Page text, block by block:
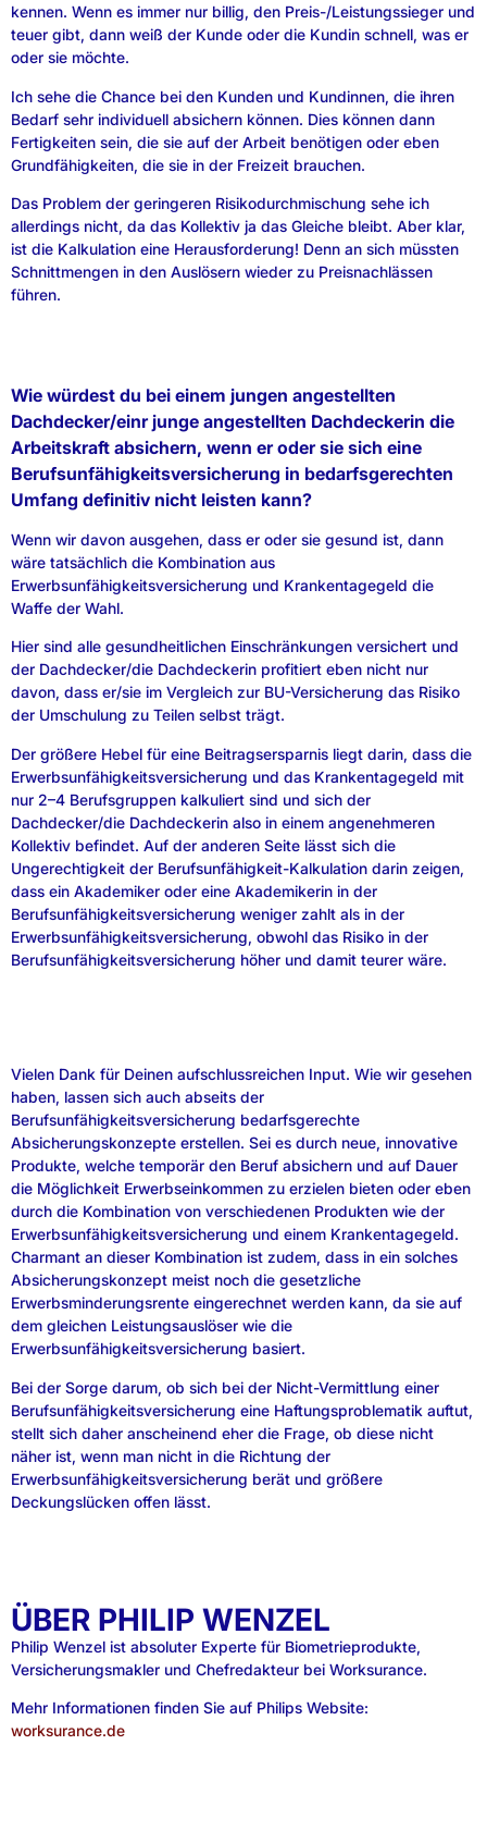
kennen. Wenn es immer nur billig, den Preis-/Leistungssieger und
teuer gibt, dann weiß der Kunde oder die Kundin schnell, was er
oder sie möchte.
Ich sehe die Chance bei den Kunden und Kundinnen, die ihren
Bedarf sehr individuell absichern können. Dies können dann
Fertigkeiten sein, die sie auf der Arbeit benötigen oder eben
Grundfähigkeiten, die sie in der Freizeit brauchen.
Das Problem der geringeren Risikodurchmischung sehe ich
allerdings nicht, da das Kollektiv ja das Gleiche bleibt. Aber klar,
ist die Kalkulation eine Herausforderung! Denn an sich müssten
Schnittmengen in den Auslösern wieder zu Preisnachlässen
führen.
Wie würdest du bei einem jungen angestellten
Dachdecker/einr junge angestellten Dachdeckerin die
Arbeitskraft absichern, wenn er oder sie sich eine
Berufsunfähigkeitsversicherung in bedarfsgerechten
Umfang definitiv nicht leisten kann?
Wenn wir davon ausgehen, dass er oder sie gesund ist, dann
wäre tatsächlich die Kombination aus
Erwerbsunfähigkeitsversicherung und Krankentagegeld die
Waffe der Wahl.
Hier sind alle gesundheitlichen Einschränkungen versichert und
der Dachdecker/die Dachdeckerin profitiert eben nicht nur
davon, dass er/sie im Vergleich zur BU-Versicherung das Risiko
der Umschulung zu Teilen selbst trägt.
Der größere Hebel für eine Beitragsersparnis liegt darin, dass die
Erwerbsunfähigkeitsversicherung und das Krankentagegeld mit
nur 2–4 Berufsgruppen kalkuliert sind und sich der
Dachdecker/die Dachdeckerin also in einem angenehmeren
Kollektiv befindet. Auf der anderen Seite lässt sich die
Ungerechtigkeit der Berufsunfähigkeit-Kalkulation darin zeigen,
dass ein Akademiker oder eine Akademikerin in der
Berufsunfähigkeitsversicherung weniger zahlt als in der
Erwerbsunfähigkeitsversicherung, obwohl das Risiko in der
Berufsunfähigkeitsversicherung höher und damit teurer wäre.
Vielen Dank für Deinen aufschlussreichen Input. Wie wir gesehen
haben, lassen sich auch abseits der
Berufsunfähigkeitsversicherung bedarfsgerechte
Absicherungskonzepte erstellen. Sei es durch neue, innovative
Produkte, welche temporär den Beruf absichern und auf Dauer
die Möglichkeit Erwerbseinkommen zu erzielen bieten oder eben
durch die Kombination von verschiedenen Produkten wie der
Erwerbsunfähigkeitsversicherung und einem Krankentagegeld.
Charmant an dieser Kombination ist zudem, dass in ein solches
Absicherungskonzept meist noch die gesetzliche
Erwerbsminderungsrente eingerechnet werden kann, da sie auf
dem gleichen Leistungsauslöser wie die
Erwerbsunfähigkeitsversicherung basiert.
Bei der Sorge darum, ob sich bei der Nicht-Vermittlung einer
Berufsunfähigkeitsversicherung eine Haftungsproblematik auftut,
stellt sich daher anscheinend eher die Frage, ob diese nicht
näher ist, wenn man nicht in die Richtung der
Erwerbsunfähigkeitsversicherung berät und größere
Deckungslücken offen lässt.
ÜBER PHILIP WENZEL
Philip Wenzel ist absoluter Experte für Biometrieprodukte,
Versicherungsmakler und Chefredakteur bei Worksurance.
Mehr Informationen finden Sie auf Philips Website:
worksurance.de